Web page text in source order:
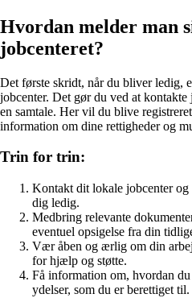
Hvordan melder man
jobcenteret?
Det første skridt, når du bliver ledig,
jobcenter. Det gør du ved at
en samtale. Her vil du blive
information om dine rettigheder og
Trin for trin:
Kontakt dit lokale jobcenter og
dig ledig.
Medbring relevante
eventuel opsigelse fra din
Vær åben og ærlig om din
for hjælp og støtte.
Få information om, hvordan
ydelser, som du er berettiget til.